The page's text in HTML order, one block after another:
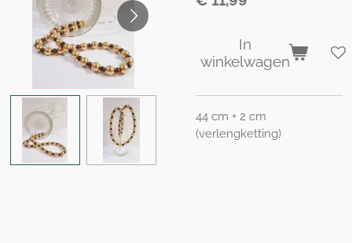
In
winkelwagen
44 cm + 2 cm
(verlengketting)